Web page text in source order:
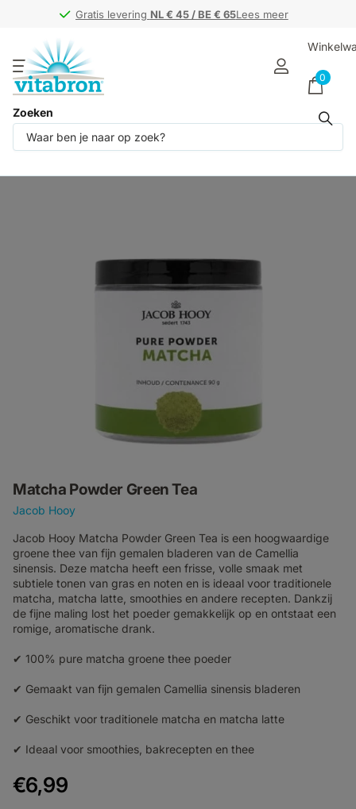
Gratis levering NL € 45 / BE € 65Lees meer
Gratis levering NL € 45 / BE € 65
Zoeken
0
Deel dit product
Matcha Powder Green Tea
Jacob Hooy
Jacob Hooy Matcha Powder Green Tea is een hoogwaardige
groene thee van fijn gemalen bladeren van de Camellia
sinensis. Deze matcha heeft een frisse, volle smaak met
subtiele tonen van gras en noten en is ideaal voor traditionele
matcha, matcha latte, smoothies en andere recepten. Dankzij
de fijne maling lost het poeder gemakkelijk op en ontstaat een
romige, aromatische drank.
✔ 100% pure matcha groene thee poeder
✔ Gemaakt van fijn gemalen Camellia sinensis bladeren
✔ Geschikt voor traditionele matcha en matcha latte
✔ Ideaal voor smoothies, bakrecepten en thee
€6,99